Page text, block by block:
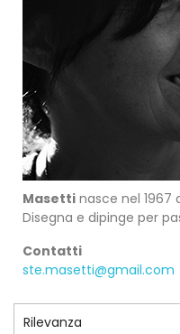
Masetti nasce nel 1967
Disegna e dipinge per
Contatti
ste.masetti@gmail.com
Rilevanza